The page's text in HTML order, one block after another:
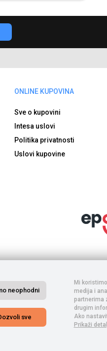
ONLINE KUPOVINA
Sve o kupovini
Intesa uslovi
Politika privatnosti
Uslovi kupovine
posle izvršene porudžbine,
Ne garantujemo za potpunu
sa procesom kupovine.
neophodni
sve
Mi
medija i
partnerima
drugim
Ako
Prikaži